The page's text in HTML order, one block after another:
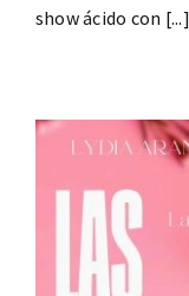
show ácido con [...]